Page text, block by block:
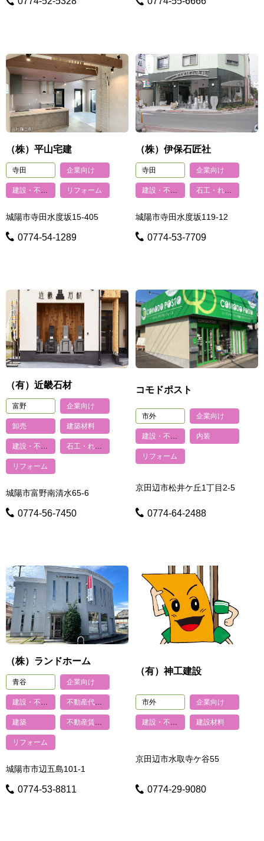
（株）平山宅建
寺田 企業向け
リフォーム
城陽市寺田水度坂15-405
0774-54-1289
（株）伊保石匠社
寺田 企業向け
城陽市寺田水度坂119-12
0774-53-7709
（有）近畿石材
富野 企業向け
卸売 建築材料
建設・不動産 石工・れんが・タイル・ブロック
リフォーム
城陽市富野南清水65-6
0774-56-7450
コモドポスト
市外 企業向け
建設・不動産 内装
リフォーム
京田辺市松井ケ丘1丁目2-5
0774-64-2488
（株）ランドホーム
青谷 企業向け
建設・不動産 不動産代理・仲介
建築 不動産賃貸・管理
リフォーム
城陽市市辺五島101-1
0774-53-8811
（有）神工建設
市外 企業向け
建設・不動産 建設材料
京田辺市水取寺ケ谷55
0774-29-9080